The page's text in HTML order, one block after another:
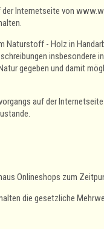
Internetseite von
Naturstoff - Holz in
insbesondere
gegeben und damit
auf der
Onlineshops zum
die gesetzliche